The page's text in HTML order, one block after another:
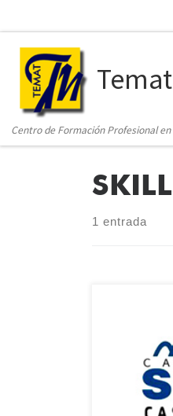
Centro de Formación Profesional en
1 entrada
Tenemos
Autonómico
Las
Formación
la
proyectos